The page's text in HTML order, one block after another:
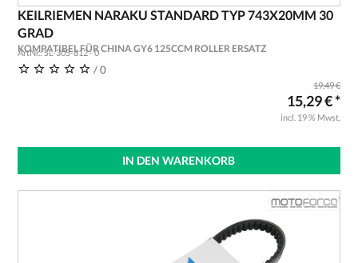
KEILRIEMEN NARAKU STANDARD TYP 743X20MM 30
GRAD
KOMPATIBEL FÜR CHINA GY6 125CCM ROLLER ERSATZ
ArtNr.: SL-305-812 - 0
/ 0
19,49 €
15,29 € *
incl. 19 % Mwst.
IN DEN WARENKORB